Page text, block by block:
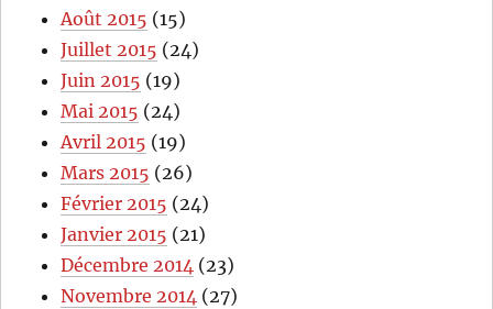
Août 2015 (15)
Juillet 2015 (24)
Juin 2015 (19)
Mai 2015 (24)
Avril 2015 (19)
Mars 2015 (26)
Février 2015 (24)
Janvier 2015 (21)
Décembre 2014 (23)
Novembre 2014 (27)